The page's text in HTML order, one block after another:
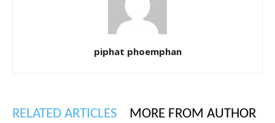
piphat phoemphan
RELATED ARTICLES MORE FROM AUTHOR